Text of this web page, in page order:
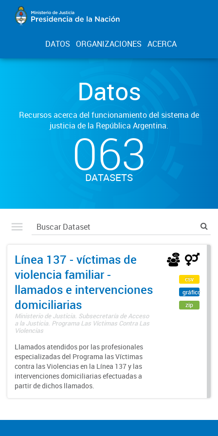
DATOS ORGANIZACIONES ACERCA
Datos
Recursos acerca del funcionamiento del sistema de
justicia de la República Argentina.
063
DATASETS
Línea 137 - víctimas de
violencia familiar -
llamados e intervenciones
domiciliarias
Ministerio de Justicia. Subsecretaría de Acceso
a la Justicia. Programa Las Víctimas Contra Las
Violencias
Llamados atendidos por las profesionales
especializadas del Programa las Víctimas
contra las Violencias en la Línea 137 y las
intervenciones domiciliarias efectuadas a
partir de dichos llamados.
csv
gráfico
zip